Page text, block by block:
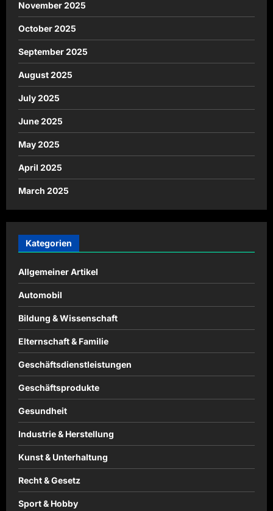
November 2025
October 2025
September 2025
August 2025
July 2025
June 2025
May 2025
April 2025
March 2025
Kategorien
Allgemeiner Artikel
Automobil
Bildung & Wissenschaft
Elternschaft & Familie
Geschäftsdienstleistungen
Geschäftsprodukte
Gesundheit
Industrie & Herstellung
Kunst & Unterhaltung
Recht & Gesetz
Sport & Hobby